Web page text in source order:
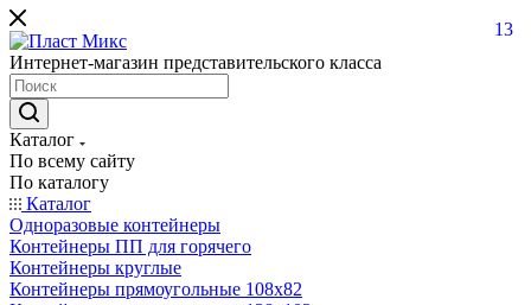
Интернет-магазин представительского класса
Каталог
По всему сайту
По каталогу
Каталог
Одноразовые контейнеры
Контейнеры ПП для горячего
Контейнеры круглые
Контейнеры прямоугольные 108х82
13